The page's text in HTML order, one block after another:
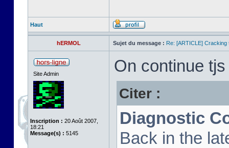
Haut
hERMOL Sujet du message : Re: [ARTICLE] Cracking
Site Admin
Inscription : 20 Août 2007,
18:21
Message(s) : 5145
On continue
Citer :
Diagnostic
Back in the